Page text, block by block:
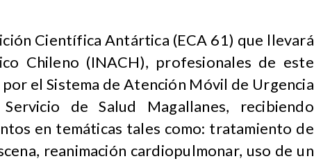
Científica Antártica (ECA 61) que llevará
Chileno (INACH), profesionales de este
el Sistema de Atención Móvil de Urgencia
de Salud Magallanes, recibiendo
en temáticas tales como: tratamiento de
reanimación cardiopulmonar, uso de un